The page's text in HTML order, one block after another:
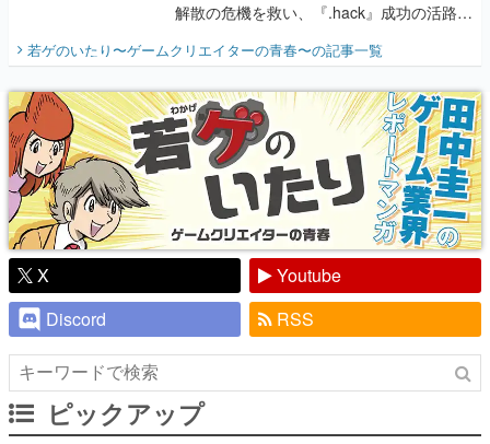
解散の危機を救い、『.hack』成功の活路を
開く。業界の快男児・松山 洋に流れる血は
『少年ジャンプ』色だった【若ゲのいた
り】
若ゲのいたり〜ゲームクリエイターの青春〜の記事一覧
X
Youtube
Discord
RSS
ピックアップ